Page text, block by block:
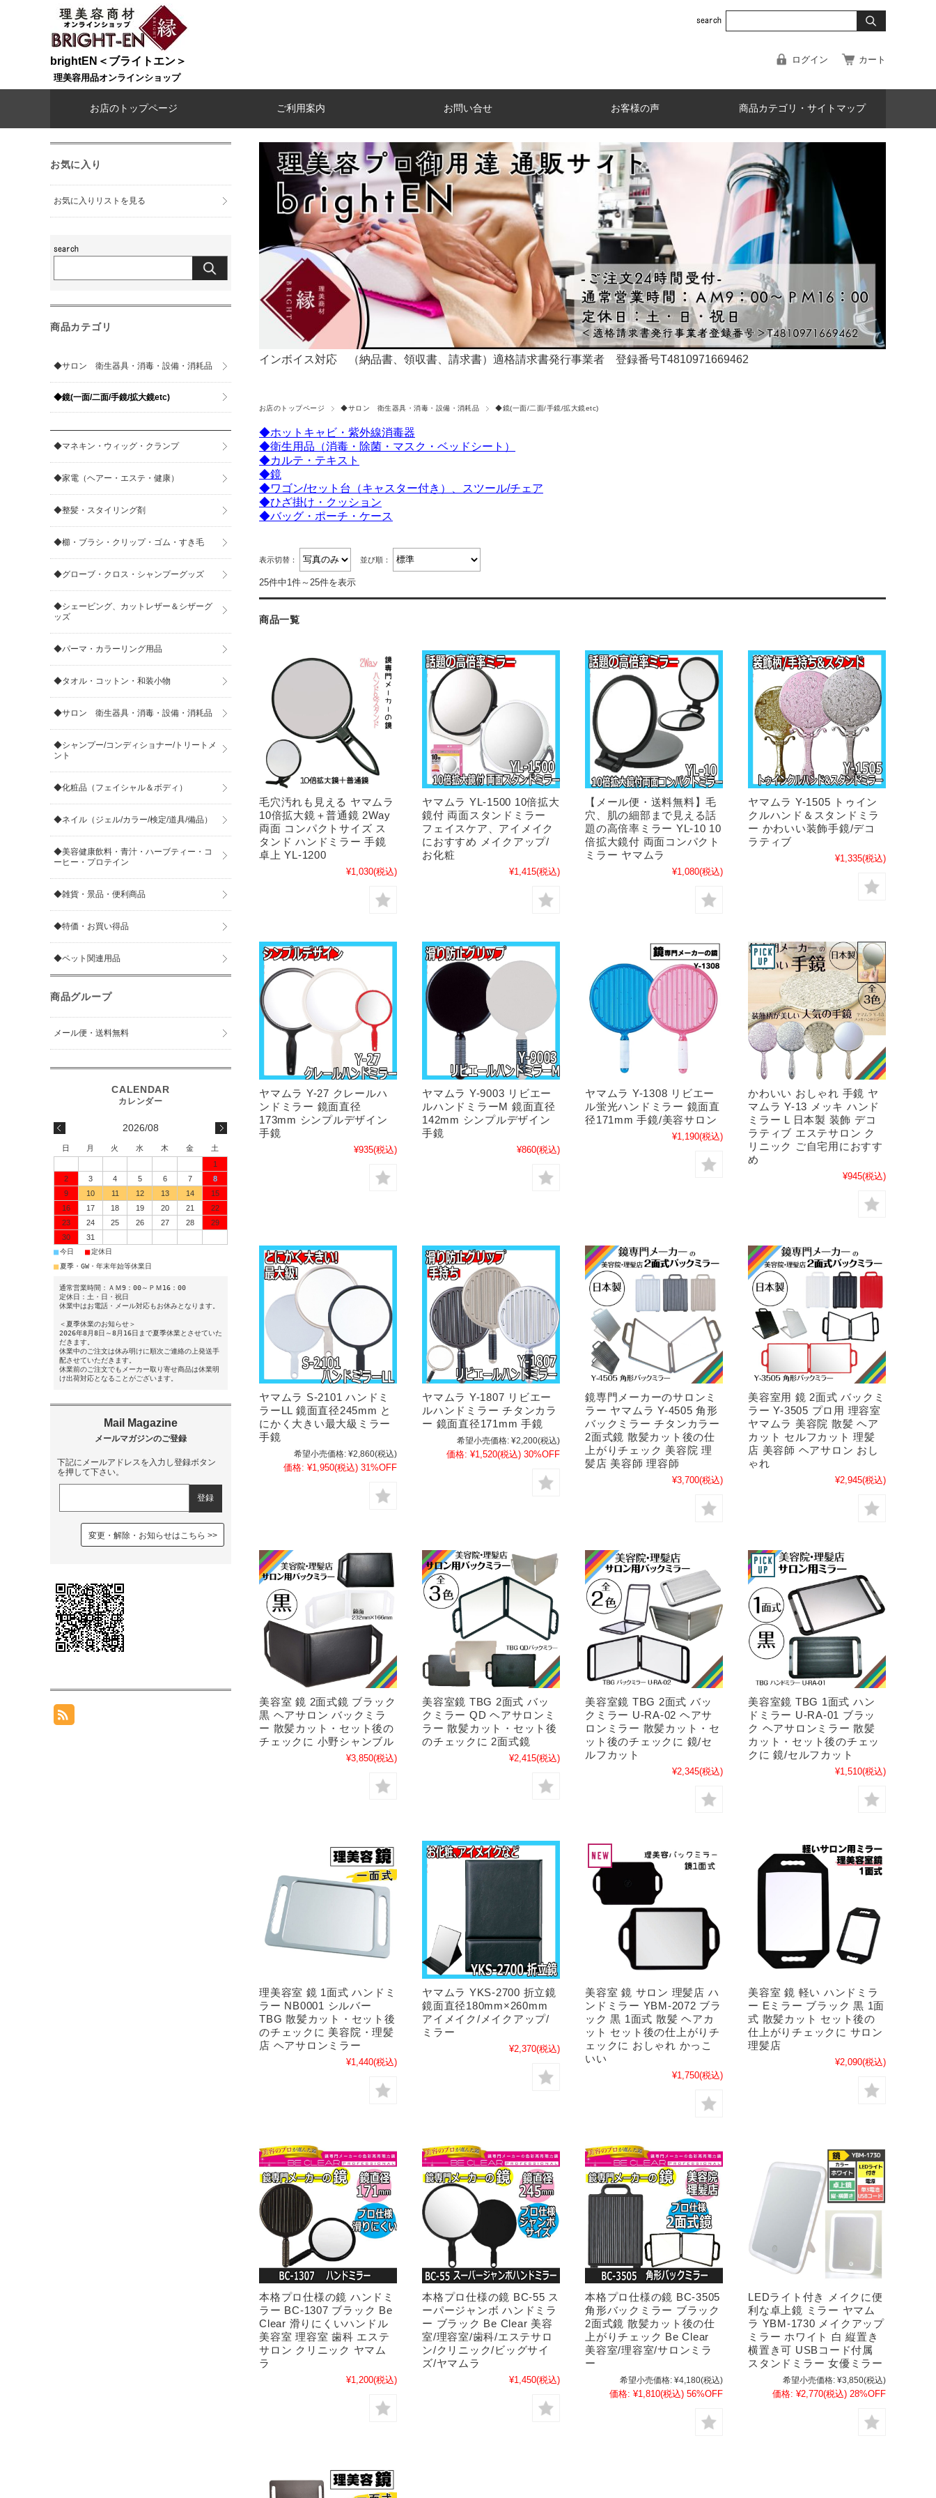
brightEN＜ブライトエン＞
理美容用品オンラインショップ
ログイン カート
お店のトップページ ご利用案内 お問い合せ お客様の声 商品カテゴリ・サイトマップ
インボイス対応 （納品書、領収書、請求書）適格請求書発行事業者 登録番号T4810971669462
お店のトップページ ◆サロン 衛生器具・消毒・設備・消耗品 ◆鏡(一面/二面/手鏡/拡大鏡etc)
◆ホットキャビ・紫外線消毒器
◆衛生用品（消毒・除菌・マスク・ベッドシート）
◆カルテ・テキスト
◆鏡
◆ワゴン/セット台（キャスター付き）、スツール/チェア
◆ひざ掛け・クッション
◆バッグ・ポーチ・ケース
表示切替： 並び順：
25件中1件～25件を表示
商品一覧
毛穴汚れも見える ヤマムラ
10倍拡大鏡＋普通鏡 2Way
両面 コンパクトサイズ ス
タンド ハンドミラー 手鏡
卓上 YL-1200
¥1,030(税込)
ヤマムラ YL-1500 10倍拡大
鏡付 両面スタンドミラー
フェイスケア、アイメイク
におすすめ メイクアップ/
お化粧
¥1,415(税込)
【メール便・送料無料】毛
穴、肌の細部まで見える話
題の高倍率ミラー YL-10 10
倍拡大鏡付 両面コンパクト
ミラー ヤマムラ
¥1,080(税込)
ヤマムラ Y-1505 トゥイン
クルハンド＆スタンドミラ
ー かわいい装飾手鏡/デコ
ラティブ
¥1,335(税込)
ヤマムラ Y-27 クレールハ
ンドミラー 鏡面直径
173mm シンプルデザイン
手鏡
¥935(税込)
ヤマムラ Y-9003 リビエー
ルハンドミラーM 鏡面直径
142mm シンプルデザイン
手鏡
¥860(税込)
ヤマムラ Y-1308 リビエー
ル蛍光ハンドミラー 鏡面直
径171mm 手鏡/美容サロン
¥1,190(税込)
かわいい おしゃれ 手鏡 ヤ
マムラ Y-13 メッキ ハンド
ミラー L 日本製 装飾 デコ
ラティブ エステサロン ク
リニック ご自宅用におすす
め
¥945(税込)
ヤマムラ S-2101 ハンドミ
ラーLL 鏡面直径245mm と
にかく大きい最大級ミラー
手鏡
希望小売価格: ¥2,860(税込)
価格: ¥1,950(税込) 31%OFF
ヤマムラ Y-1807 リビエー
ルハンドミラー チタンカラ
ー 鏡面直径171mm 手鏡
希望小売価格: ¥2,200(税込)
価格: ¥1,520(税込) 30%OFF
鏡専門メーカーのサロンミ
ラー ヤマムラ Y-4505 角形
バックミラー チタンカラー
2面式鏡 散髪カット後の仕
上がりチェック 美容院 理
髪店 美容師 理容師
¥3,700(税込)
美容室用 鏡 2面式 バックミ
ラー Y-3505 プロ用 理容室
ヤマムラ 美容院 散髪 ヘア
カット セルフカット 理髪
店 美容師 ヘアサロン おし
ゃれ
¥2,945(税込)
美容室 鏡 2面式鏡 ブラック
黒 ヘアサロン バックミラ
ー 散髪カット・セット後の
チェックに 小野シャンブル
¥3,850(税込)
美容室鏡 TBG 2面式 バッ
クミラー QD ヘアサロンミ
ラー 散髪カット・セット後
のチェックに 2面式鏡
¥2,415(税込)
美容室鏡 TBG 2面式 バッ
クミラー U-RA-02 ヘアサ
ロンミラー 散髪カット・セ
ット後のチェックに 鏡/セ
ルフカット
¥2,345(税込)
美容室鏡 TBG 1面式 ハン
ドミラー U-RA-01 ブラッ
ク ヘアサロンミラー 散髪
カット・セット後のチェッ
クに 鏡/セルフカット
¥1,510(税込)
理美容室 鏡 1面式 ハンドミ
ラー NB0001 シルバー
TBG 散髪カット・セット後
のチェックに 美容院・理髪
店 ヘアサロンミラー
¥1,440(税込)
ヤマムラ YKS-2700 折立鏡
鏡面直径180mm×260mm
アイメイク/メイクアップ/
ミラー
¥2,370(税込)
美容室 鏡 サロン 理髪店 ハ
ンドミラー YBM-2072 ブラ
ック 黒 1面式 散髪 ヘアカ
ット セット後の仕上がりチ
ェックに おしゃれ かっこ
いい
¥1,750(税込)
美容室 鏡 軽い ハンドミラ
ー Eミラー ブラック 黒 1面
式 散髪カット セット後の
仕上がりチェックに サロン
理髪店
¥2,090(税込)
本格プロ仕様の鏡 ハンドミ
ラー BC-1307 ブラック Be
Clear 滑りにくいハンドル
美容室 理容室 歯科 エステ
サロン クリニック ヤマム
ラ
¥1,200(税込)
本格プロ仕様の鏡 BC-55 ス
ーパージャンボ ハンドミラ
ー ブラック Be Clear 美容
室/理容室/歯科/エステサロ
ン/クリニック/ビッグサイ
ズ/ヤマムラ
¥1,450(税込)
本格プロ仕様の鏡 BC-3505
角形バックミラー ブラック
2面式鏡 散髪カット後の仕
上がりチェック Be Clear
美容室/理容室/サロンミラ
ー
希望小売価格: ¥4,180(税込)
価格: ¥1,810(税込) 56%OFF
LEDライト付き メイクに便
利な卓上鏡 ミラー ヤマム
ラ YBM-1730 メイクアップ
ミラー ホワイト 白 縦置き
横置き可 USBコード付属
スタンドミラー 女優ミラー
希望小売価格: ¥3,850(税込)
価格: ¥2,770(税込) 28%OFF
お気に入り
お気に入りリストを見る
商品カテゴリ
◆サロン 衛生器具・消毒・設備・消耗品
◆鏡(一面/二面/手鏡/拡大鏡etc)
◆マネキン・ウィッグ・クランプ
◆家電（ヘアー・エステ・健康）
◆整髪・スタイリング剤
◆櫛・ブラシ・クリップ・ゴム・すき毛
◆グローブ・クロス・シャンプーグッズ
◆シェービング、カットレザー＆シザーグ
ッズ
◆パーマ・カラーリング用品
◆タオル・コットン・和装小物
◆サロン 衛生器具・消毒・設備・消耗品
◆シャンプー/コンディショナー/トリートメ
ント
◆化粧品（フェイシャル＆ボディ）
◆ネイル（ジェル/カラー/検定/道具/備品）
◆美容健康飲料・青汁・ハーブティー・コ
ーヒー・プロテイン
◆雑貨・景品・便利商品
◆特価・お買い得品
◆ペット関連用品
商品グループ
メール便・送料無料
2026/08
日 月 火 水 木 金
土
1
2
3 4 5 6 7
8
9
10 11 12 13 14
15
16
17 18 19 20 21
22
23
24 25 26 27 28
29
30
31
■今日 ■定休日
■夏季・GW・年末年始等休業日
通常営業時間：ＡＭ9：00～ＰＭ16：00
定休日：土・日・祝日
休業中はお電話・メール対応もお休みとなります。
＜夏季休業のお知らせ＞
2026年8月8日～8月16日まで夏季休業とさせていた
だきます。
休業中のご注文は休み明けに順次ご連絡の上発送手
配させていただきます。
休業前のご注文でもメーカー取り寄せ商品は休業明
け出荷対応となることがございます。
下記にメールアドレスを入力し登録ボタン
を押して下さい。
変更・解除・お知らせはこちら